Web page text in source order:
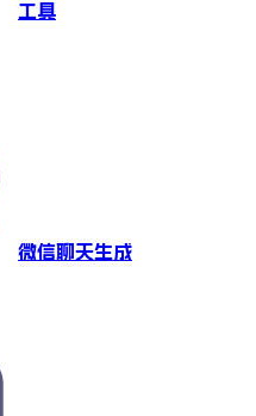
工具
微信聊天生成